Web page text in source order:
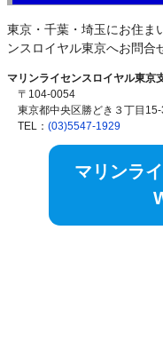
東京・千葉・埼玉にお住ま
ンスロイヤル東京へお問合
マリンライセンスロイヤル東京
〒104-0054
東京都中央区勝どき３丁目15-
TEL： (03)5547-1929
マリンラ